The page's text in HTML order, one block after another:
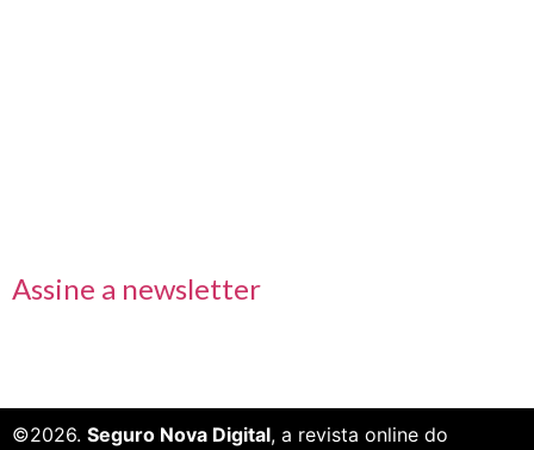
Assine a newsletter
©2026. Seguro Nova Digital, a revista online do